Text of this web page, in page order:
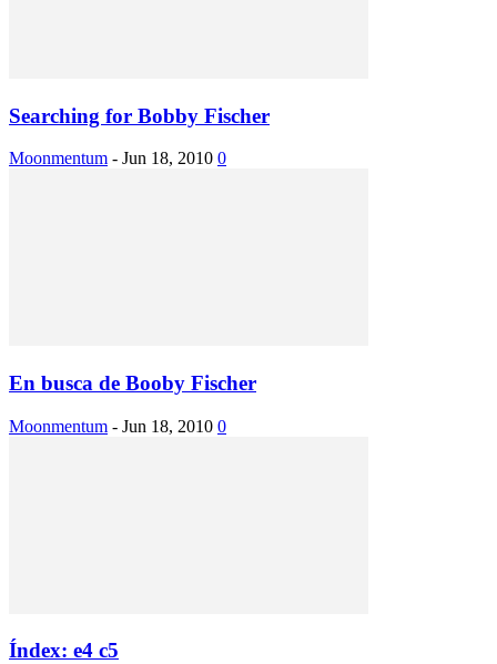
Searching for Bobby Fischer
Moonmentum - Jun 18, 2010 0
En busca de Booby Fischer
Moonmentum - Jun 18, 2010 0
Índex: e4 c5